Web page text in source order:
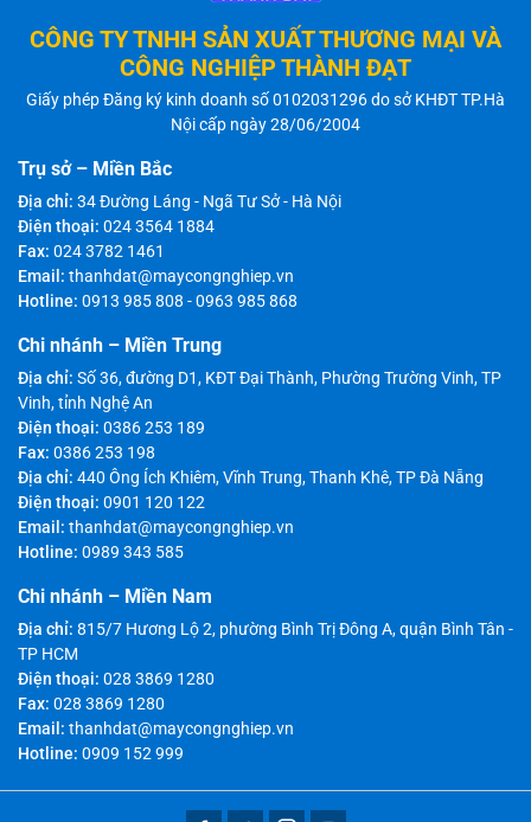
CÔNG TY TNHH SẢN XUẤT THƯƠNG MẠI VÀ
CÔNG NGHIỆP THÀNH ĐẠT
Giấy phép Đăng ký kinh doanh số 0102031296 do sở KHĐT TP.Hà
Nội cấp ngày 28/06/2004
Trụ sở – Miền Bắc
Địa chỉ: 34 Đường Láng - Ngã Tư Sở - Hà Nội
Điện thoại: 024 3564 1884
Fax: 024 3782 1461
Email: thanhdat@maycongnghiep.vn
Hotline: 0913 985 808 -0963 985 868
Chi nhánh – Miền Trung
Địa chỉ: Số 36, đường D1, KĐT Đại Thành, Phường Trường Vinh, TP
Vinh, tỉnh Nghệ An
Điện thoại: 0386 253 189
Fax: 0386 253 198
Địa chỉ: 440 Ông Ích Khiêm, Vĩnh Trung, Thanh Khê, TP Đà Nẵng
Điện thoại: 0901 120 122
Email: thanhdat@maycongnghiep.vn
Hotline: 0989 343 585
Chi nhánh – Miền Nam
Địa chỉ: 815/7 Hương Lộ 2, phường Bình Trị Đông A, quận Bình Tân -
TP HCM
Điện thoại: 028 3869 1280
Fax: 028 3869 1280
Email: thanhdat@maycongnghiep.vn
Hotline: 0909 152 999